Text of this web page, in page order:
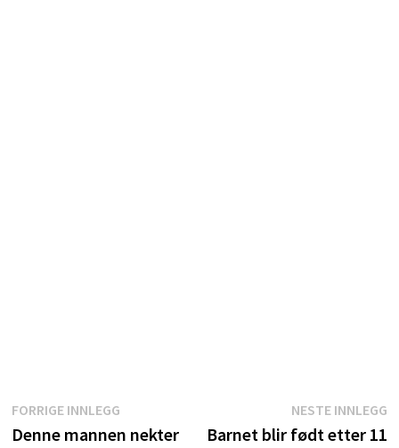
Innleggsnavigasjon
FORRIGE INNLEGGForrige
innlegg:
Denne mannen nekter
NESTE INNLEGG
Barnet blir født etter 11